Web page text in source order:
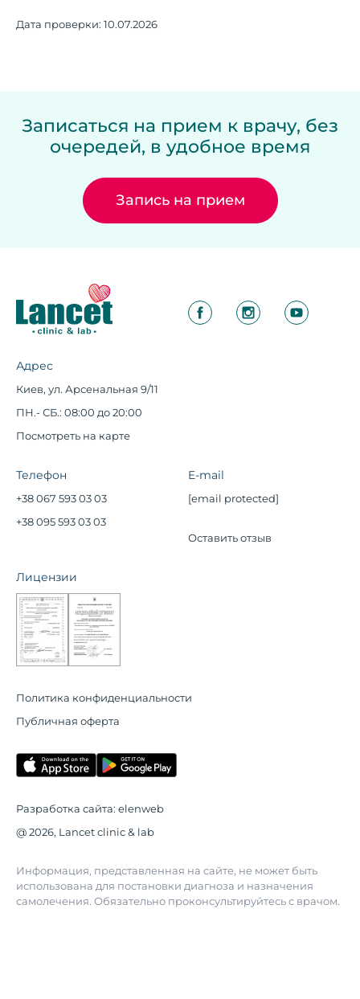
Дата проверки: 10.07.2026
Записаться на прием к врачу, без
очередей, в удобное время
Запись на прием
Адрес
Киев, ул. Арсенальная 9/11
ПН.- СБ.: 08:00 до 20:00
Посмотреть на карте
Телефон
+38 067 593 03 03
+38 095 593 03 03
E-mail
[email protected]
Оставить отзыв
Лицензии
Политика конфиденциальности
Публичная оферта
Разработка сайта: elenweb
@ 2026, Lancet clinic & lab
Информация, представленная на сайте, не может быть
использована для постановки диагноза и назначения
самолечения. Обязательно проконсультируйтесь с врачом.